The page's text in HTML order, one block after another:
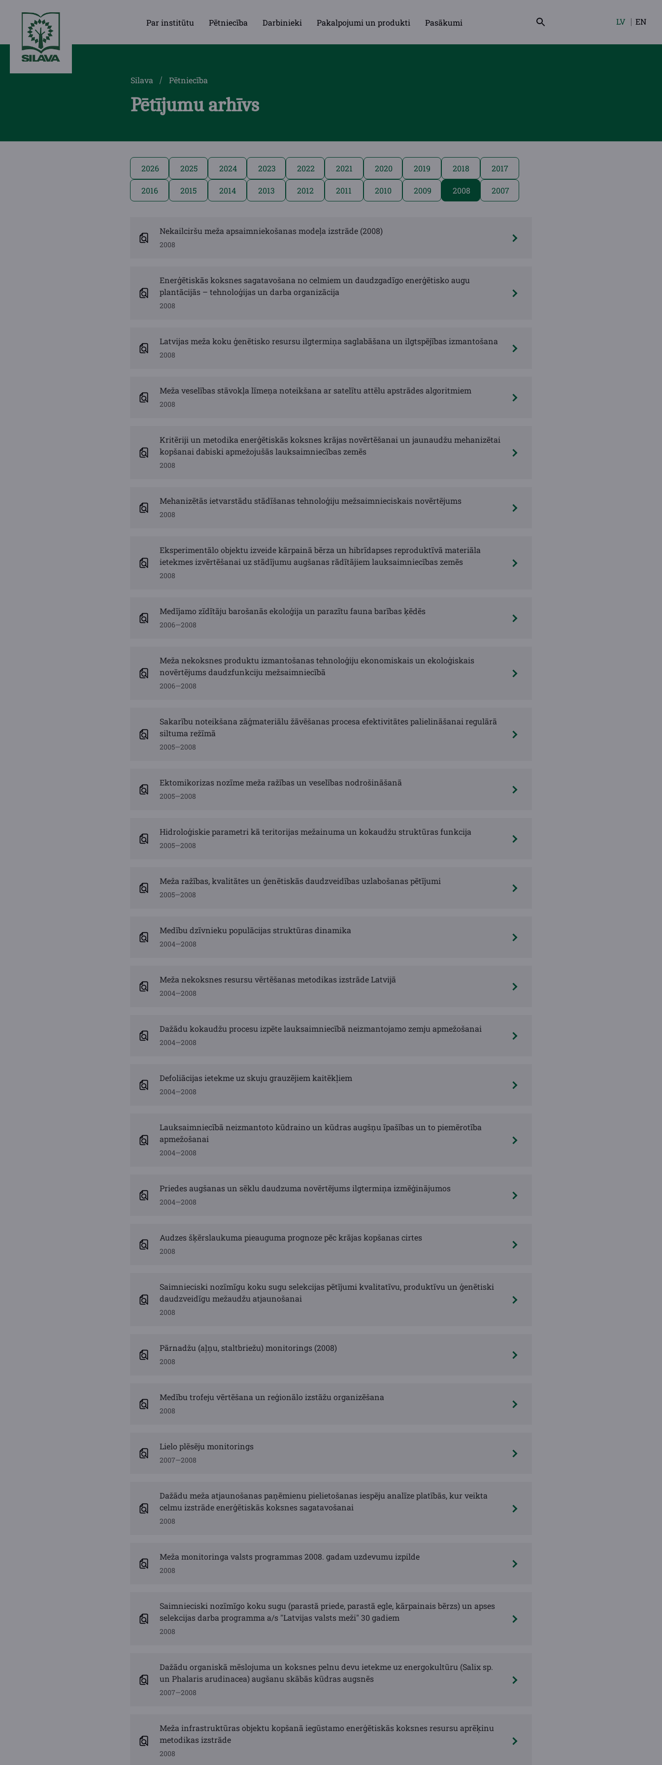
Par institūtu Pētniecība Darbinieki Pakalpojumi un produkti Pasākumi
Izvēlieties
LV EN
Silava Pētniecība
Pētījumu arhīvs
2026 2025 2024 2023 2022 2021 2020 2019 2018 2017
2016 2015 2014 2013 2012 2011 2010 2009 2008 2007
Nekailciršu meža apsaimniekošanas modeļa izstrāde (2008)
2008
Enerģētiskās koksnes sagatavošana no celmiem un daudzgadīgo enerģētisko augu
plantācijās – tehnoloģijas un darba organizācija
2008
Latvijas meža koku ģenētisko resursu ilgtermiņa saglabāšana un ilgtspējības izmantošana
2008
Meža veselības stāvokļa līmeņa noteikšana ar satelītu attēlu apstrādes algoritmiem
2008
Kritēriji un metodika enerģētiskās koksnes krājas novērtēšanai un jaunaudžu mehanizētai
kopšanai dabiski apmežojušās lauksaimniecības zemēs
2008
Mehanizētās ietvarstādu stādīšanas tehnoloģiju mežsaimnieciskais novērtējums
2008
Eksperimentālo objektu izveide kārpainā bērza un hibrīdapses reproduktīvā materiāla
ietekmes izvērtēšanai uz stādījumu augšanas rādītājiem lauksaimniecības zemēs
2008
Medījamo zīdītāju barošanās ekoloģija un parazītu fauna barības ķēdēs
2006—2008
Meža nekoksnes produktu izmantošanas tehnoloģiju ekonomiskais un ekoloģiskais
novērtējums daudzfunkciju mežsaimniecībā
2006—2008
Sakarību noteikšana zāģmateriālu žāvēšanas procesa efektivitātes palielināšanai regulārā
siltuma režīmā
2005—2008
Ektomikorizas nozīme meža ražības un veselības nodrošināšanā
2005—2008
Hidroloģiskie parametri kā teritorijas mežainuma un kokaudžu struktūras funkcija
2005—2008
Meža ražības, kvalitātes un ģenētiskās daudzveidības uzlabošanas pētījumi
2005—2008
Medību dzīvnieku populācijas struktūras dinamika
2004—2008
Meža nekoksnes resursu vērtēšanas metodikas izstrāde Latvijā
2004—2008
Dažādu kokaudžu procesu izpēte lauksaimniecībā neizmantojamo zemju apmežošanai
2004—2008
Defoliācijas ietekme uz skuju grauzējiem kaitēkļiem
2004—2008
Lauksaimniecībā neizmantoto kūdraino un kūdras augšņu īpašības un to piemērotība
apmežošanai
2004—2008
Priedes augšanas un sēklu daudzuma novērtējums ilgtermiņa izmēģinājumos
2004—2008
Audzes šķērslaukuma pieauguma prognoze pēc krājas kopšanas cirtes
2008
Saimnieciski nozīmīgu koku sugu selekcijas pētījumi kvalitatīvu, produktīvu un ģenētiski
daudzveidīgu mežaudžu atjaunošanai
2008
Pārnadžu (aļņu, staltbriežu) monitorings (2008)
2008
Medību trofeju vērtēšana un reģionālo izstāžu organizēšana
2008
Lielo plēsēju monitorings
2007—2008
Dažādu meža atjaunošanas paņēmienu pielietošanas iespēju analīze platībās, kur veikta
celmu izstrāde enerģētiskās koksnes sagatavošanai
2008
Meža monitoringa valsts programmas 2008. gadam uzdevumu izpilde
2008
Saimnieciski nozīmīgo koku sugu (parastā priede, parastā egle, kārpainais bērzs) un apses
selekcijas darba programma a/s "Latvijas valsts meži" 30 gadiem
2008
Dažādu organiskā mēslojuma un koksnes pelnu devu ietekme uz energokultūru (Salix sp.
un Phalaris arudinacea) augšanu skābās kūdras augsnēs
2007—2008
Meža infrastruktūras objektu kopšanā iegūstamo enerģētiskās koksnes resursu aprēķinu
metodikas izstrāde
2008